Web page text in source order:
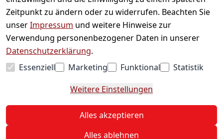
Zeitpunkt zu ändern oder zu widerrufen. Beachten Sie
unserImpressum und weitere Hinweise zur
Verwendung personenbezogener Daten in unserer
Datenschutzerklärung.
Essenziell
Marketing Funktional
Statistik
Weitere Einstellungen
Alles akzeptieren
Alles ablehnen
Unternehmen
Zahlarten
© 2026 Sweets Online